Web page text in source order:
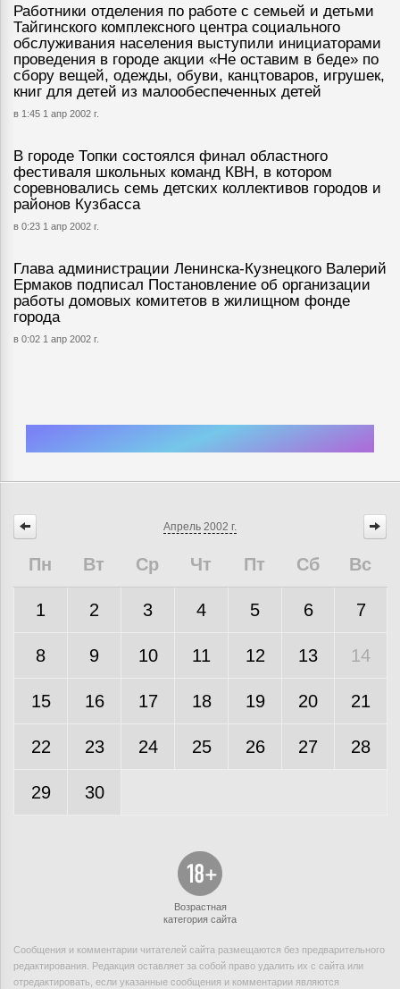
Работники отделения по работе с семьей и детьми
Тайгинского комплексного центра социального
обслуживания населения выступили инициаторами
проведения в городе акции «Не оставим в беде» по
сбору вещей, одежды, обуви, канцтоваров, игрушек,
книг для детей из малообеспеченных детей
в 1:45 1 апр 2002 г.
В городе Топки состоялся финал областного
фестиваля школьных команд КВН, в котором
соревновались семь детских коллективов городов и
районов Кузбасса
в 0:23 1 апр 2002 г.
Глава администрации Ленинска-Кузнецкого Валерий
Ермаков подписал Постановление об организации
работы домовых комитетов в жилищном фонде
города
в 0:02 1 апр 2002 г.
Апрель 2002 г.
Пн Вт Ср Чт Пт Сб Вс
1 2 3 4 5 6 7
8 9 10 11 12 13 14
15 16 17 18 19 20 21
22 23 24 25 26 27 28
29 30
Возрастная
категория сайта
Сообщения и комментарии читателей сайта размещаются без предварительного
редактирования. Редакция оставляет за собой право удалить их с сайта или
отредактировать, если указанные сообщения и комментарии являются